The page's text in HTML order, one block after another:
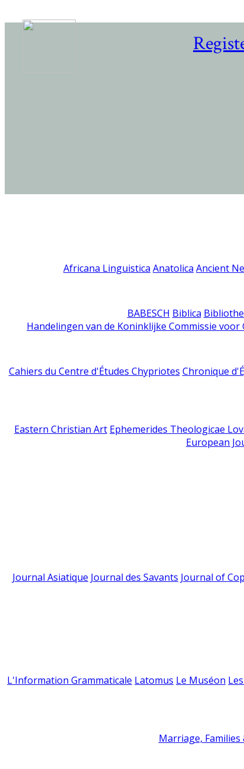
Africana Linguistica Anatolica Ancient
BABESCH Biblica
Handelingen van de Koninklijke Commissie voor
Cahiers du Centre d'Études Chypriotes Chronique
Eastern Christian Art Ephemerides Theologicae
European
Journal Asiatique Journal des Savants Journal of
L'Information Grammaticale Latomus Le Muséon
Marriage,